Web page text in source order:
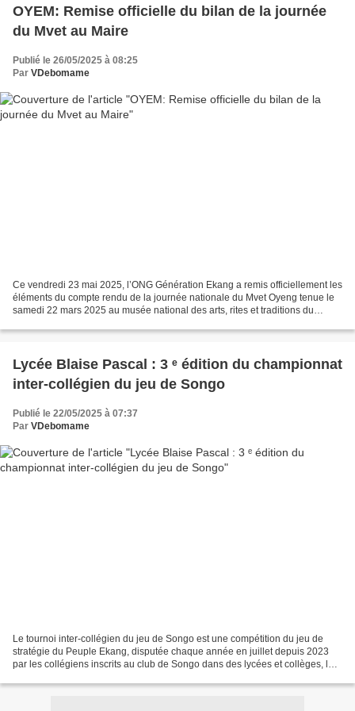
OYEM: Remise officielle du bilan de la journée
du Mvet au Maire
Publié le 26/05/2025 à 08:25
Par VDebomame
Ce vendredi 23 mai 2025, l’ONG Génération Ekang a remis officiellement les
éléments du compte rendu de la journée nationale du Mvet Oyeng tenue le
samedi 22 mars 2025 au musée national des arts, rites et traditions du
Lycée Blaise Pascal : 3 ᵉ édition du championnat
inter-collégien du jeu de Songo
Publié le 22/05/2025 à 07:37
Par VDebomame
Le tournoi inter-collégien du jeu de Songo est une compétition du jeu de
stratégie du Peuple Ekang, disputée chaque année en juillet depuis 2023
par les collégiens inscrits au club de Songo dans des lycées et collèges, le